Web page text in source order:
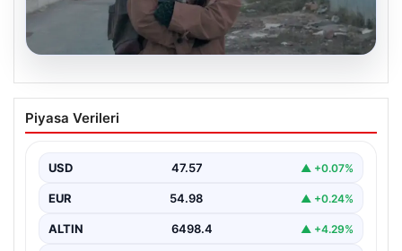
05.08.2026
Türk sinemasında farklı bir imza: Ceylan
Özgün Özçelik’in en iyi filmleri
Piyasa Verileri
USD 47.57 ▲ +0.07%
EUR 54.98 ▲ +0.24%
ALTIN 6498.4 ▲ +4.29%